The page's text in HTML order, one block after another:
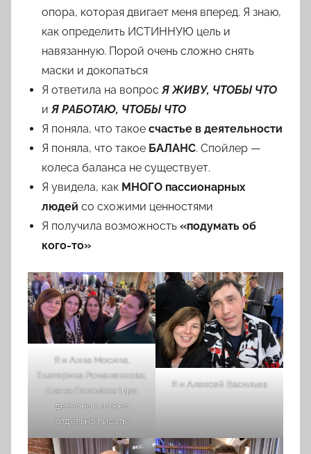
опора, которая двигает меня вперед. Я знаю,
как определить ИСТИННУЮ цель и
навязанную. Порой очень сложно снять
маски и докопаться
Я ответила на вопрос Я ЖИВУ, ЧТОБЫ ЧТО
и Я РАБОТАЮ, ЧТОБЫ ЧТО
Я поняла, что такое счастье в деятельности
Я поняла, что такое БАЛАНС. Спойлер —
колеса баланса не существует.
Я увидела, как МНОГО пассионарных
людей со схожими ценностями
Я получила возможность «подумать об
кого-то»
Я и Анна Мосина,
Екатерина Романенкова,
Елена Соколова (про
девчонок можно
отдельно писать)
Я и Алексей Васильев